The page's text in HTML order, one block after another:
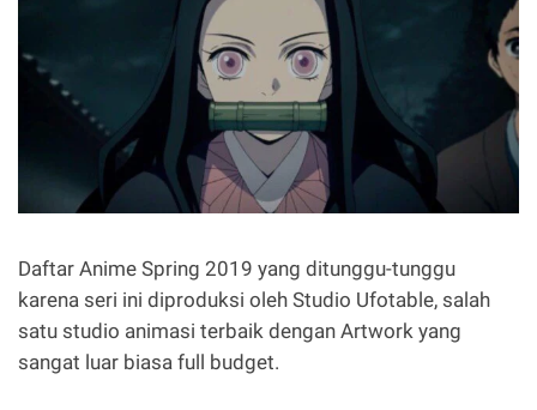
Daftar Anime Spring 2019 yang ditunggu-tunggu
karena seri ini diproduksi oleh Studio Ufotable, salah
satu studio animasi terbaik dengan Artwork yang
sangat luar biasa full budget.